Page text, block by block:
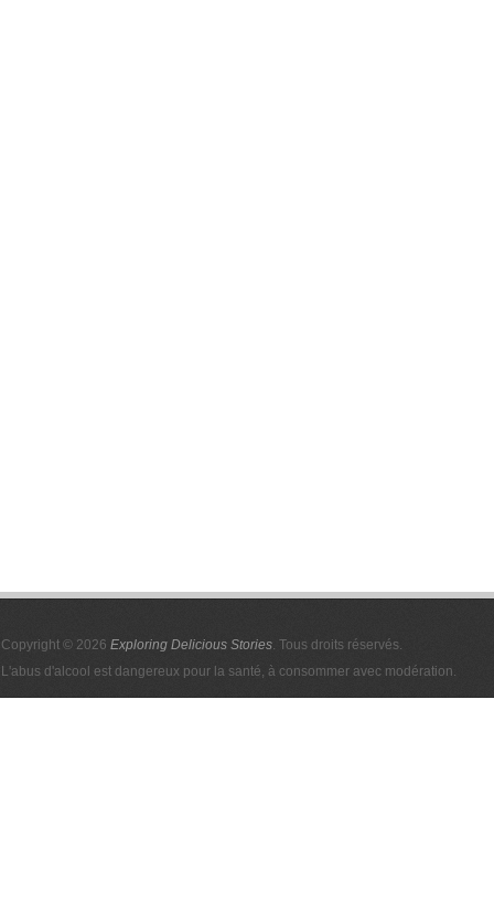
Copyright © 2026 Exploring Delicious Stories. Tous droits réservés.
L'abus d'alcool est dangereux pour la santé, à consommer avec modération.